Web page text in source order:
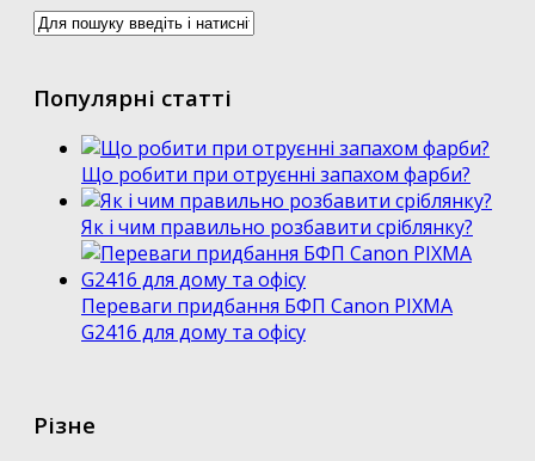
Популярні статті
Що робити при отруєнні запахом фарби?
Як і чим правильно розбавити сріблянку?
Переваги придбання БФП Canon PIXMA
G2416 для дому та офісу
Різне